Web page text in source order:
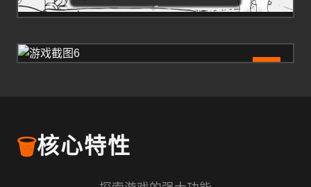
🗑️核心特性